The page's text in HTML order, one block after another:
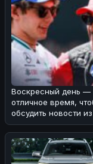
Воскресный день —
отличное время,
обсудить новости
автоспорта! 🏎️⚡Мы
разобрались в ре